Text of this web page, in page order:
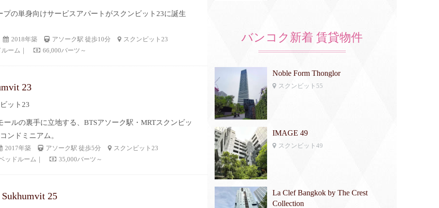
プの単身向けサービスアパートがスクンビット23に誕生
2018年築 アソーク駅 徒歩10分
スクンビット23
ーム｜
66,000バーツ～
23
ット23
ールの裏手に立地する、BTSアソーク駅・MRTスクンビッ
ンドミニアム。
2017年築 アソーク駅 徒歩5分
スクンビット23
ッドルーム｜
35,000バーツ～
25
バンコク新着 賃貸物件
Noble Form Thonglor
スクンビット55
IMAGE 49
スクンビット49
La Clef Bangkok by The Crest
Collection